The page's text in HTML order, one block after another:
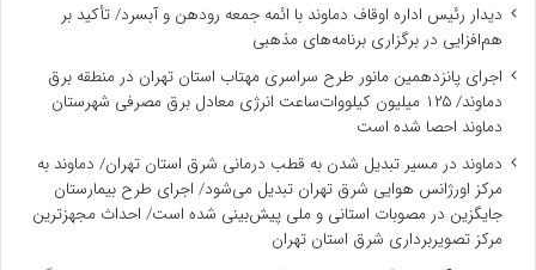
دیدار رئیس اداره اوقاف دماوند با ائمه جمعه رودهن و آبسرد/ تأکید بر
هم‌افزایی در برگزاری برنامه‌های مذهبی
اجرای پانزدهمین مانور طرح سراسری مهتاب استان تهران در منطقه برق
دماوند/ ۱۲۵ میلیون کیلووات‌ساعت انرژی معادل برق مصرفی شهرستان
دماوند احصا شده است
دماوند در مسیر تبدیل شدن به قطب درمانی شرق استان تهران/ دماوند به
مرکز اورژانس هوایی شرق تهران تبدیل می‌شود/ اجرای طرح بیمارستان
جایگزین در مصوبات استانی و ملی پیش‌بینی شده است/ احداث مجهزترین
مرکز تصویربرداری شرق استان تهران